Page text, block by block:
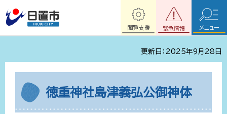
緊急情報
閲覧支援 メニュー
更新日：2025年9月28日
徳重神社島津義弘公御神体